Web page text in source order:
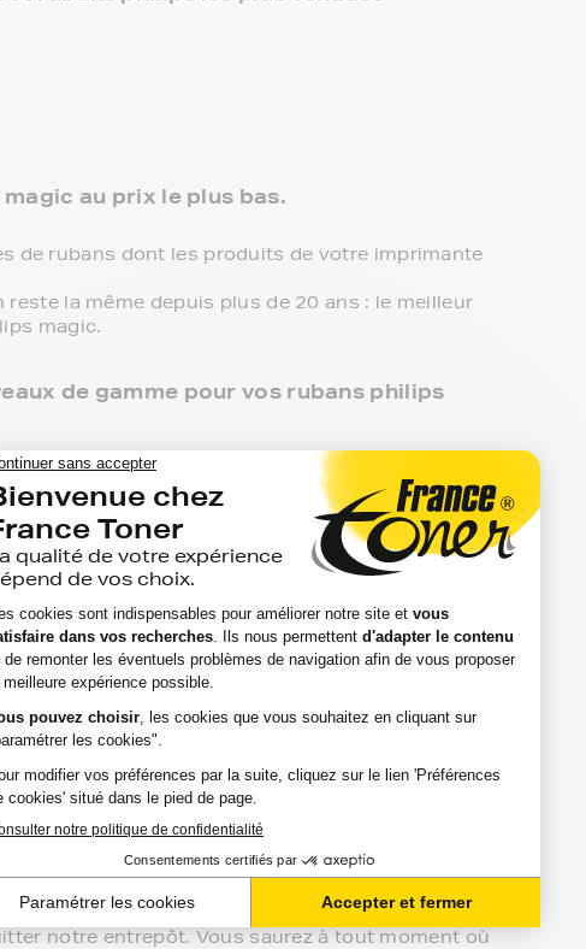
au prix le plus bas.
de rubans dont les produits de votre imprimante
la même depuis plus de 20 ans : le meilleur
magic.
de gamme pour vos rubans philips
de retrait et tous les produits sont garantis 2
magic, c'est le meilleur compromis entre qualité
noir et couleur, en pack ou à l’unité,
philips magic, ces produits sans marque sont
chercher vos rubans philips magic en magasin,
chez vous.
de votre produit avec votre
écoute.
le meilleur choix ou sur l'installation de vos
votre espace client ou directement par
de manière complètement sécurisée.
vos besoins.
notre entrepôt. Vous saurez à tout moment où